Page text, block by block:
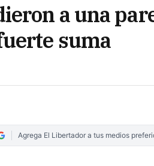
a una
suma
Agrega El Libertador a tus medios